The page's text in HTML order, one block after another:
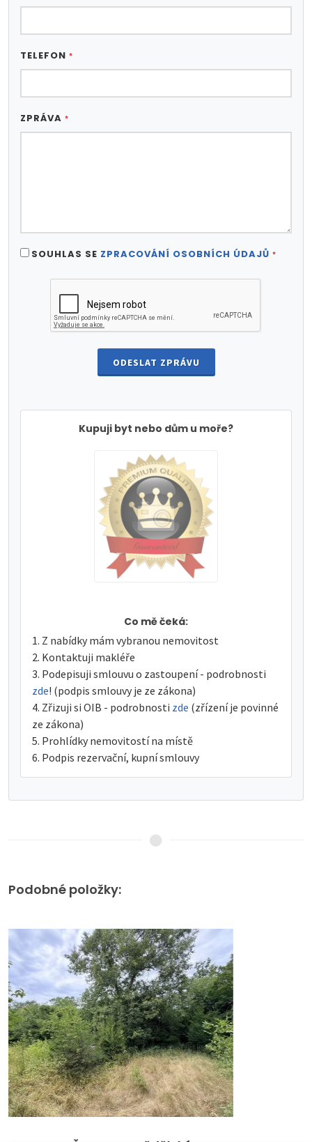
TELEFON *
ZPRÁVA *
SOUHLAS SE ZPRACOVÁNÍ OSOBNÍCH ÚDAJŮ *
ODESLAT ZPRÁVU
Kupuji byt nebo dům u moře?
Co mě čeká:
Z nabídky mám vybranou nemovitost
Kontaktuji makléře
Podepisuji smlouvu o zastoupení - podrobnosti
zde! (podpis smlouvy je ze zákona)
Zřizuji si OIB - podrobnosti zde (zřízení je povinné
ze zákona)
Prohlídky nemovitostí na místě
Podpis rezervační, kupní smlouvy
Podobné položky: